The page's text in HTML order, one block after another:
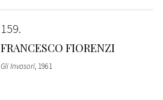
159
FRANCESCO FIORENZI
Gli Invasori, 1961